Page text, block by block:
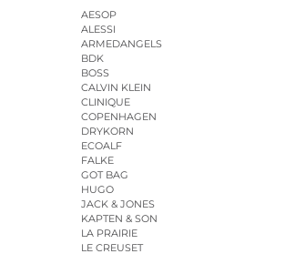
AESOP
ALESSI
ARMEDANGELS
BDK
BOSS
CALVIN KLEIN
CLINIQUE
COPENHAGEN
DRYKORN
ECOALF
FALKE
GOT BAG
HUGO
JACK & JONES
KAPTEN & SON
LA PRAIRIE
LE CREUSET